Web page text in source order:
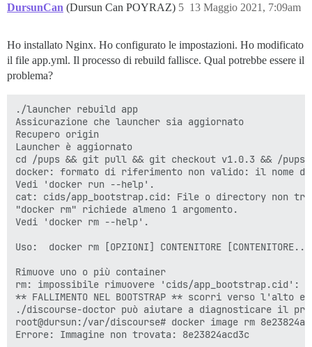
      DISCOURSE_SMTP_PORT: 587
      DISCOURSE_SMTP_ENABLE_START_TLS: true
      DISCOURSE_SMTP_DOMAIN: dursuncan.com
#DISCOURSE_NOTIFICATION_EMAIL:
LETSENCRYPT_ACCOUNT_EMAIL:
## The http or https CDN address for this
## see https://meta.discourse.org/t/14857 for
#DISCOURSE_CDN_URL: https://discourse-
## The maxmind geolocation IP address key for
## see https://meta.discourse.org/t/-/137387/
#DISCOURSE_MAXMIND_LICENSE_KEY:
      DISCOURSE_DB_NAME: "{{config}}_discourse"
    labels:
      monitor: "true"
      app_name: "{{config}}_discourse"
## The Docker container is stateless; all data
    volumes:
DursunCan (Dursun Can POYRAZ) 13 Maggio 2021, 7:09am
5
Ho installato Nginx. Ho configurato le impostazioni. Ho modificato
il file app.yml. Il processo di rebuild fallisce. Qual potrebbe essere il
problema?
./launcher rebuild app
Assicurazione che launcher sia aggiornato
Recupero origin
Launcher è aggiornato
cd /pups && git pull && git checkout v1.0.3 && /
docker: formato di riferimento non valido: il nome
Vedi 'docker run --help'.
cat: cids/app_bootstrap.cid: File o directory non
"docker rm" richiede almeno 1 argomento.
Vedi 'docker rm --help'.
Uso:  docker rm [OPZIONI] CONTENITORE
Rimuove uno o più container
rm: impossibile rimuovere 'cids/
** FALLIMENTO NEL BOOTSTRAP ** scorri verso
./discourse-doctor può aiutare a diagnosticare il
root@dursun:/var/discourse# docker image rm